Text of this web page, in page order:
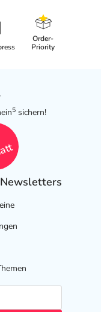
Order-
Priority
5 sichern!